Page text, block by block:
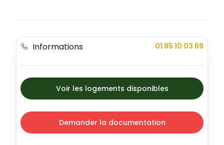
types d'appartements pour répondre à toutes
Un emplacement stratégique et de
d'une localisation privilégiée. Cette ville, entre
terre et mer, est appréciée pour sa qualité de
vie, ses nombreuses animations tout au long de
l'année et ses commerces de proximité. Le
quartier de la résidence est sécurisé et propose
Informations 01 85 10 03 69
Voir les logements disponibles
Demander la documentation